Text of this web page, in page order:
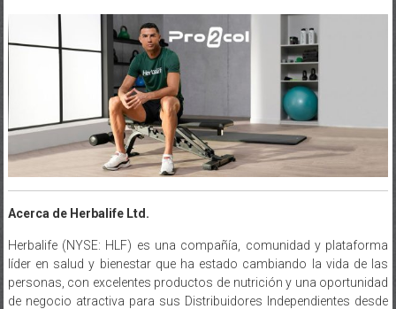
Acerca de Herbalife Ltd.
Herbalife (NYSE: HLF) es una compañía, comunidad y plataforma
líder en salud y bienestar que ha estado cambiando la vida de las
personas, con excelentes productos de nutrición y una oportunidad
de negocio atractiva para sus Distribuidores Independientes desde